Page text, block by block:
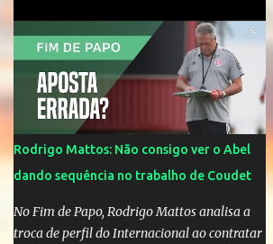
nem cabeça pudesse ter esse tipo de
proporção. Queria esclarecer que eu e
Gusttavo nunca tivemos nenhum tipo de
contato, nem de fã porque sou fã dele", disse
Huma Kimak. A influencer também contou
que recebe diversos ataques na internet
desde a época em que foi contratada para
fazer a divulgação de uma live do Gusttavo
Lima em Manaus, capital do Amazonas. "Fui
até o local onde seria o show, divulguei e no
Rodrigo Mattos: Não consigo ver o Abel
dando sequência no trabalho de Coudet
No Fim de Papo, Rodrigo Mattos analisa a
troca de perfil do Internacional ao contratar